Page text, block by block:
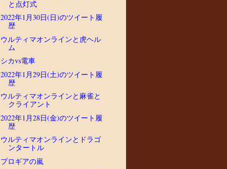
と点灯式
2022年1月30日(日)のツイート履
歴
ウルティマオンラインと虎ヘル
ム
シカvs電車
2022年1月29日(土)のツイート履
歴
ウルティマオンラインと麻雀と
クライアント
2022年1月28日(金)のツイート履
歴
ウルティマオンラインとドラゴ
ンタートル
プロギアの嵐